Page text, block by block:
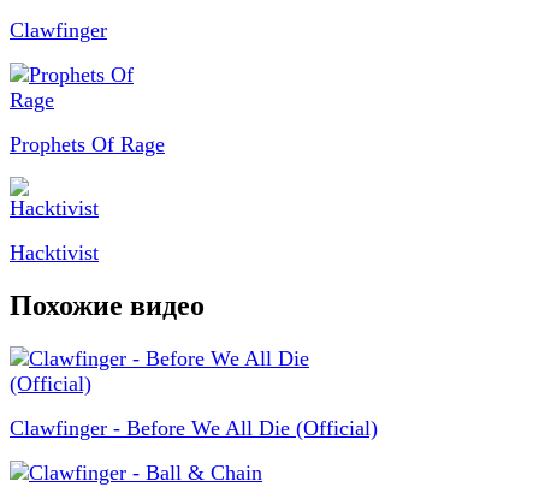
Clawfinger
Prophets Of Rage
Hacktivist
Похожие видео
Clawfinger - Before We All Die (Official)